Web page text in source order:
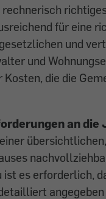
rechnerisch
für eine
und
und
Kosten, die die
an die
ist es erforderlich,